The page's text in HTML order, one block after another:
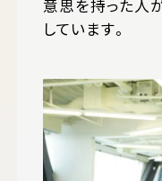
意思を持った人
しています。